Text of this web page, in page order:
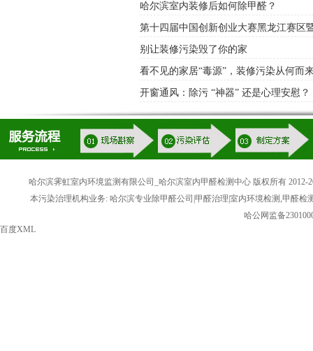
哈尔滨室内装修后如何除甲醛？
第十四届中国创新创业大赛黑龙江赛区
别让装修污染毁了你的家
看不见的家居“毒源”，装修污染从何而
开窗通风：除污 “神器” 还是心理安慰？
哈尔滨霁虹室内环境监测有限公司_哈尔滨室内甲醛检测中心 版权所有 2012-
本污染治理机构业务: 哈尔滨专业除甲醛公司|甲醛治理|室内环境检测,甲醛
哈公网监备
百度XML